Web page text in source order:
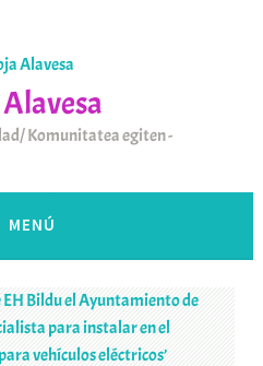
Komunitatea egiten
MENÚ